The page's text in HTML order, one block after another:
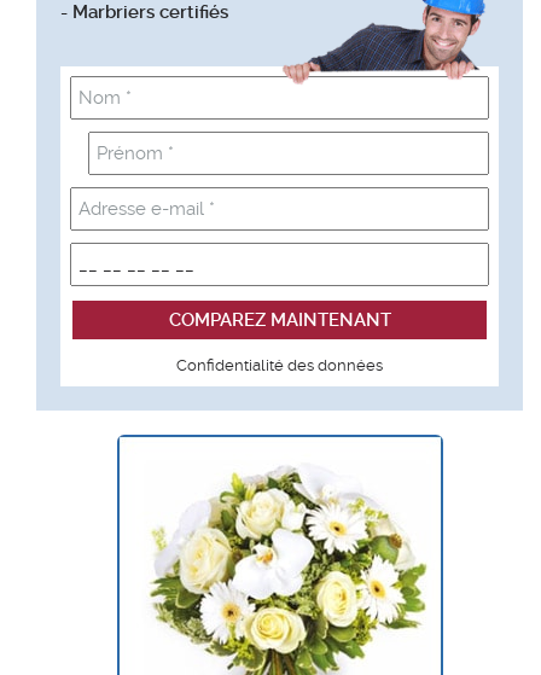
- Marbriers certifiés
Confidentialité des données